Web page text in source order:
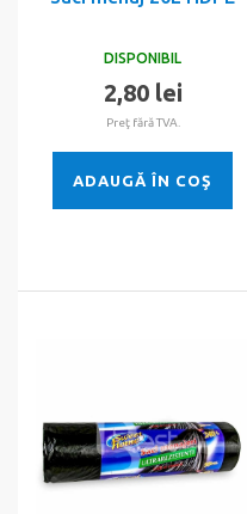
DISPONIBIL
2,80 lei
Preţ fără TVA.
ADAUGĂ ÎN COŞ